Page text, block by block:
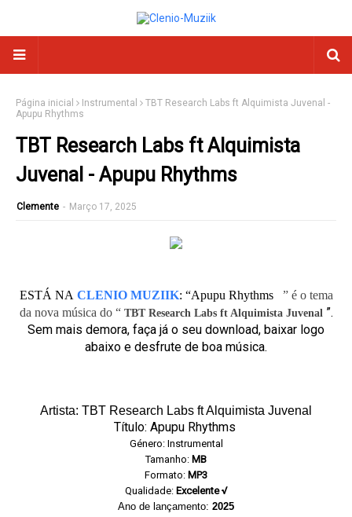
Página inicial Instrumental
TBT Research Labs ft Alquimista Juvenal -
Apupu Rhythms
TBT Research Labs ft Alquimista
Juvenal - Apupu Rhythms
Clemente - Março 17, 2025
ESTÁ NA CLENIO MUZIIK: “Apupu Rhythms
” é o tema
da nova música do “ TBT Research Labs ft Alquimista Juvenal ”.
Sem mais demora, faça já o seu download, baixar logo
abaixo e desfrute de boa música.
Artista: TBT Research Labs ft Alquimista Juvenal
Título: Apupu Rhythms
Género: Instrumental
Tamanho: MB
Formato: MP3
Qualidade: Excelente √
Ano de lançamento: 2025